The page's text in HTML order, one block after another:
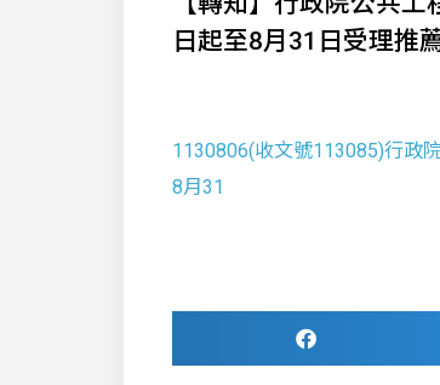
日起至8月31日受理推
1130806(收文號113085)行政
8月31